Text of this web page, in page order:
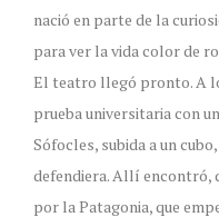
nació en parte de la
para ver la vida color de
El teatro llegó pronto. A
prueba universitaria con
Sófocles, subida a un
defendiera. Allí encontró,
por la Patagonia, que